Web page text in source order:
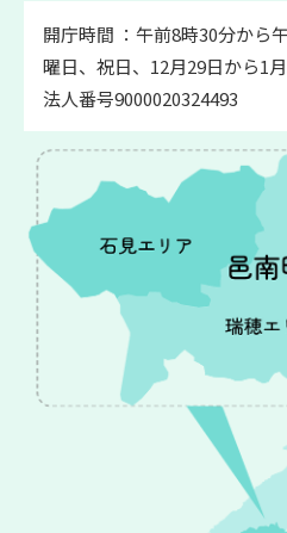
開庁時間 ：午前8時30分から
曜日、祝日、12月29日から1月
法人番号9000020324493